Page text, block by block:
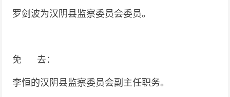
罗剑波为汉 阴县监察委员会委员。
免 去：
李恒的汉 阴县监察委员会副主任职务。